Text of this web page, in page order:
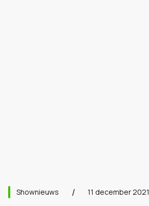
Shownieuws 11 december 2021